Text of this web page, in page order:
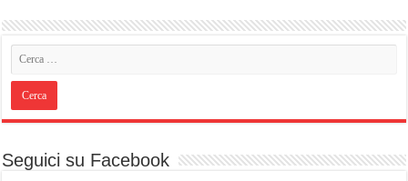
Seguici su Facebook